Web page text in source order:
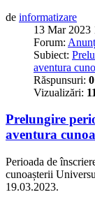
de informatizare
13 Mar 2023
Forum:
Subiect:
aventura
Răspunsuri: 0
Vizualizări:
Prelungire
aventura
Perioada de
cunoașterii
19.03.2023.